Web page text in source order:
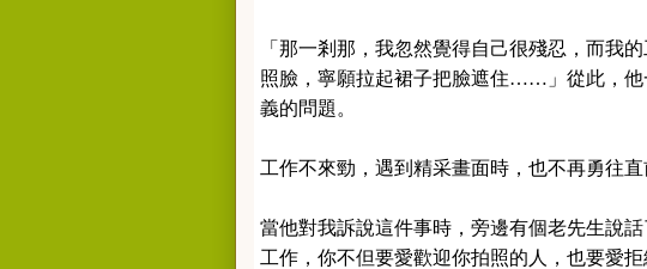
「那一剎那，我忽然覺得自己很殘忍，而
照臉，寧願拉起裙子把臉遮住……」從此，他
義的問題。
工作不來勁，遇到精采畫面時，也不再勇往直
當他對我訴說這件事時，旁邊有個老先生說
工作，你不但要愛歡迎你拍照的人，也要愛